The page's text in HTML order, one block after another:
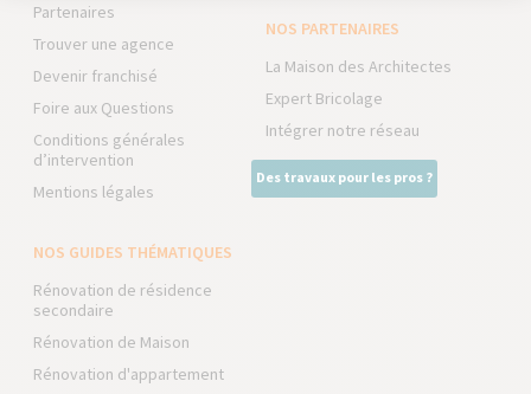
Partenaires
Trouver une agence
Devenir franchisé
Foire aux Questions
Conditions générales
d’intervention
Mentions légales
NOS PARTENAIRES
La Maison des Architectes
Expert Bricolage
Intégrer notre réseau
Des travaux pour les pros ?
NOS GUIDES THÉMATIQUES
Rénovation de résidence
secondaire
Rénovation de Maison
Rénovation d'appartement